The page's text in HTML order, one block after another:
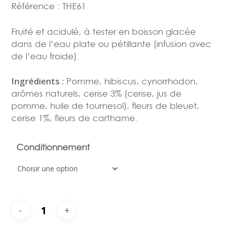
Référence : THE61
Fruité et acidulé, à tester en boisson glacée
dans de l’eau plate ou pétillante (infusion avec
de l’eau froide).
Ingrédients : Pomme, hibiscus, cynorrhodon,
arômes naturels, cerise 3% (cerise, jus de
pomme, huile de tournesol), fleurs de bleuet,
cerise 1%, fleurs de carthame.
Conditionnement